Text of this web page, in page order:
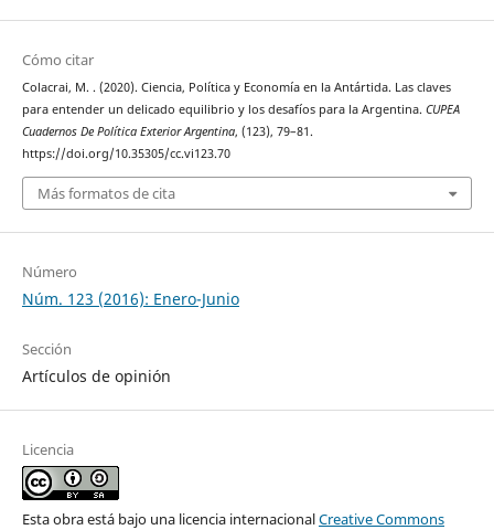
Cómo citar
Colacrai, M. . (2020). Ciencia, Política y Economía en la Antártida. Las claves
para entender un delicado equilibrio y los desafíos para la Argentina. CUPEA
Cuadernos De Política Exterior Argentina, (123), 79–81.
https://doi.org/10.35305/cc.vi123.70
Más formatos de cita
Número
Núm. 123 (2016): Enero-Junio
Sección
Artículos de opinión
Licencia
Esta obra está bajo una licencia internacionalCreative Commons